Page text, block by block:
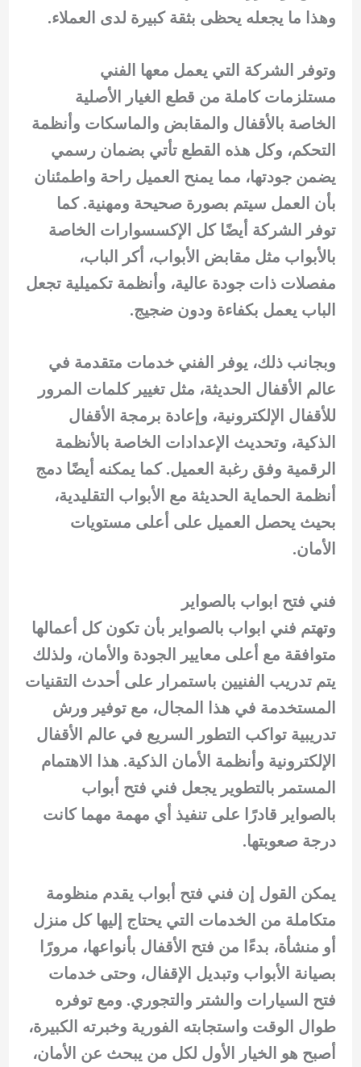
وهذا ما يجعله يحظى بثقة كبيرة لدى العملاء.
وتوفر الشركة التي يعمل معها الفني
مستلزمات كاملة من قطع الغيار الأصلية
الخاصة بالأقفال والمقابض والماسكات وأنظمة
التحكم، وكل هذه القطع تأتي بضمان رسمي
يضمن جودتها، مما يمنح العميل راحة واطمئنان
بأن العمل سيتم بصورة صحيحة ومهنية. كما
توفر الشركة أيضًا كل الإكسسوارات الخاصة
بالأبواب مثل مقابض الأبواب، أكر الباب،
مفصلات ذات جودة عالية، وأنظمة تكميلية تجعل
الباب يعمل بكفاءة ودون ضجيج.
وبجانب ذلك، يوفر الفني خدمات متقدمة في
عالم الأقفال الحديثة، مثل تغيير كلمات المرور
للأقفال الإلكترونية، وإعادة برمجة الأقفال
الذكية، وتحديث الإعدادات الخاصة بالأنظمة
الرقمية وفق رغبة العميل. كما يمكنه أيضًا دمج
أنظمة الحماية الحديثة مع الأبواب التقليدية،
بحيث يحصل العميل على أعلى مستويات
الأمان.
فني فتح ابواب بالصواير
وتهتم فني ابواب بالصواير بأن تكون كل أعمالها
متوافقة مع أعلى معايير الجودة والأمان، ولذلك
يتم تدريب الفنيين باستمرار على أحدث التقنيات
المستخدمة في هذا المجال، مع توفير ورش
تدريبية تواكب التطور السريع في عالم الأقفال
الإلكترونية وأنظمة الأمان الذكية. هذا الاهتمام
المستمر بالتطوير يجعل فني فتح أبواب
بالصواير قادرًا على تنفيذ أي مهمة مهما كانت
درجة صعوبتها.
يمكن القول إن فني فتح أبواب يقدم منظومة
متكاملة من الخدمات التي يحتاج إليها كل منزل
أو منشأة، بدءًا من فتح الأقفال بأنواعها، مرورًا
بصيانة الأبواب وتبديل الإقفال، وحتى خدمات
فتح السيارات والشتر والتجوري. ومع توفره
طوال الوقت واستجابته الفورية وخبرته الكبيرة،
أصبح هو الخيار الأول لكل من يبحث عن الأمان،